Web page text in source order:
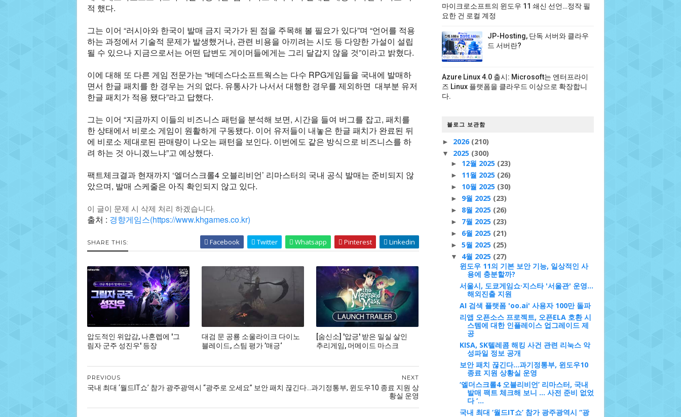
적 했다.
그는 이어 “러시아와 한국이 발매 금지 국가가 된 점을 주목해 볼 필요가 있다”며 “언어를 적용
하는 과정에서 기술적 문제가 발생했거나, 관련 비용을 아끼려는 시도 등 다양한 가설이 설립
될 수 있으나 지금으로서는 어떤 답변도 게이머들에게는 그리 달갑지 않을 것”이라고 밝혔다.
이에 대해 또 다른 게임 전문가는 “베데스다소프트웍스는 다수 RPG게임들을 국내에 발매하
면서 한글 패치를 한 경우는 거의 없다. 유통사가 나서서 대행한 경우를 제외하면 대부분 유저
한글 패치가 적용 됐다”라고 답했다.
그는 이어 “지금까지 이들의 비즈니스 패턴을 분석해 보면, 시간을 들여 버그를 잡고, 패치를
한 상태에서 비로소 게임이 원활하게 구동됐다. 이어 유저들이 내놓은 한글 패치가 완료된 뒤
에 비로소 제대로된 판매량이 나오는 패턴을 보인다. 이번에도 같은 방식으로 비즈니스를 하
려 하는 것 아니겠느냐”고 예상했다.
팩트체크결과 현재까지 ‘엘더스크롤4 오블리비언’ 리마스터의 국내 공식 발매는 준비되지 않
았으며, 발매 스케줄은 아직 확인되지 않고 있다.
이 글이 문제 시 삭제 처리 하겠습니다.
출처 : 경향게임스(https://www.khgames.co.kr)
SHARE THIS: Facebook Twitter Whatsapp Pinterest Linkedin
압도적인 위압감, 나혼렙에 '그
림자 군주 성진우' 등장
대검 문 공룡 소울라이크 다이노
블레이드, 스팀 평가 ’매긍‘
[숨신소] '압긍' 받은 밀실 살인
추리게임, 머메이드 마스크
NEXT
보안 패치 끊긴다...과기정통부, 윈도우10 종료 지원 상
황실 운영
PREVIOUS
국내 최대 ‘월드IT쇼’ 참가 광주광역시 “광주로 오세요”
마이크로소프트의 윈도우 11 쇄신 선언…정작 필
요한 건 로컬 계정
JP-Hosting, 단독 서버와 클라우
드 서버란?
Azure Linux 4.0 출시: Microsoft는 엔터프라이
즈 Linux 플랫폼을 클라우드 이상으로 확장합니
다.
블로그 보관함
► 2026 (210)
▼ 2025 (300)
► 12월 2025 (23)
► 11월 2025 (26)
► 10월 2025 (30)
► 9월 2025 (23)
► 8월 2025 (26)
► 7월 2025 (23)
► 6월 2025 (21)
► 5월 2025 (25)
▼ 4월 2025 (27)
윈도우 11의 기본 보안 기능, 일상적인 사
용에 충분할까?
서울시, 도쿄게임쇼·지스타 '서울관' 운영…
해외진출 지원
AI 검색 플랫폼 'oo.ai' 사용자 100만 돌파
리앱 오픈소스 프로젝트, 오픈ELA 호환 시
스템에 대한 인플레이스 업그레이드 제
공
KISA, SK텔레콤 해킹 사건 관련 리눅스 악
성파일 정보 공개
보안 패치 끊긴다...과기정통부, 윈도우10
종료 지원 상황실 운영
‘엘더스크롤4 오블리비언’ 리마스터, 국내
발매 팩트 체크해 보니 … 사전 준비 없었
다 ‘...
국내 최대 ‘월드IT쇼’ 참가 광주광역시 “광